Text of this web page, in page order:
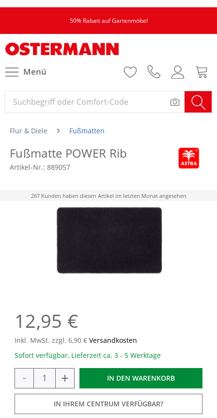
50% Rabatt auf Gartenmöbel
Menü
Flur & Diele Fußmatten
Fußmatte POWER Rib
Artikel-Nr.: 889057
267 Kunden haben diesen Artikel im letzten Monat angesehen
12,95 €
Inkl. MwSt. zzgl. 6,90 € Versandkosten
Sofort verfügbar, Lieferzeit ca. 3 - 5 Werktage
- + IN DEN WARENKORB
IN IHREM CENTRUM VERFÜGBAR?